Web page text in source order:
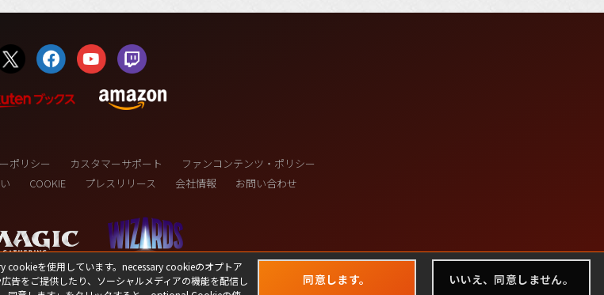
cookieを使用しています。necessary cookieのオプトア
告をご提供したり、ソーシャルメディアの機能を配信し
同意します。 いいえ、同意しません。
ポリシー カスタマーサポート
ファンコンテンツ・ポリシー
COOKIE プレスリリース 会社情報 お問い合わせ
2026 Wizards of the Coast LLC,